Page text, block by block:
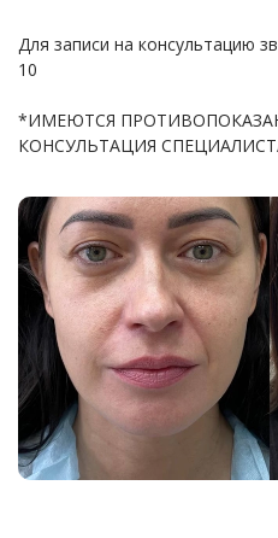
Для записи на консультацию
10
*ИМЕЮТСЯ
КОНСУЛЬТАЦИЯ